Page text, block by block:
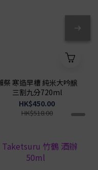
祭 寒造早槽 純米大吟醸
三割九分720ml
HK$450.00
HK$518.00